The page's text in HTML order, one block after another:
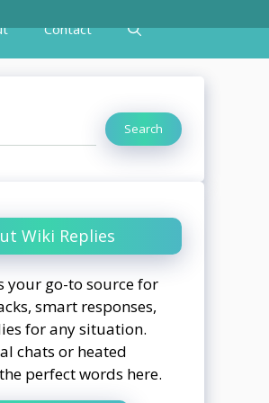
Contact
Search
Wiki Replies
your go-to source for
smart responses,
for any situation.
chats or heated
perfect words here.